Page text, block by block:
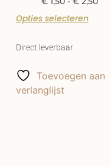
Opties selecteren
Direct leverbaar
Toevoegen aan
verlanglijst